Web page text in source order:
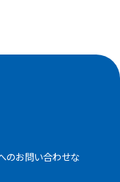
のお問い合わせな